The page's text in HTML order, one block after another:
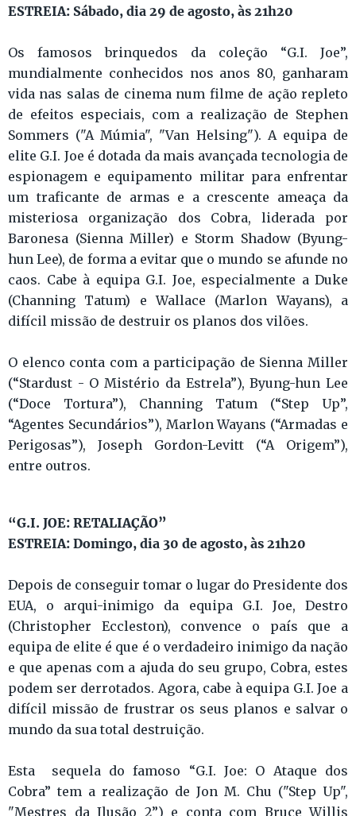
ESTREIA: Sábado, dia 29 de agosto, às 21h20
Os famosos brinquedos da coleção “G.I. Joe”,
mundialmente conhecidos nos anos 80, ganharam
vida nas salas de cinema num filme de ação repleto
de efeitos especiais, com a realização de Stephen
Sommers ("A Múmia", "Van Helsing"). A equipa de
elite G.I. Joe é dotada da mais avançada tecnologia de
espionagem e equipamento militar para enfrentar
um traficante de armas e a crescente ameaça da
misteriosa organização dos Cobra, liderada por
Baronesa (Sienna Miller) e Storm Shadow (Byung-
hun Lee), de forma a evitar que o mundo se afunde no
caos. Cabe à equipa G.I. Joe, especialmente a Duke
(Channing Tatum) e Wallace (Marlon Wayans), a
difícil missão de destruir os planos dos vilões.
O elenco conta com a participação de Sienna Miller
(“Stardust - O Mistério da Estrela”), Byung-hun Lee
(“Doce Tortura”), Channing Tatum (“Step Up”,
“Agentes Secundários”), Marlon Wayans (“Armadas e
Perigosas”), Joseph Gordon-Levitt (“A Origem”),
entre outros.
“G.I. JOE: RETALIAÇÃO”
ESTREIA: Domingo, dia 30 de agosto, às 21h20
Depois de conseguir tomar o lugar do Presidente dos
EUA, o arqui-inimigo da equipa G.I. Joe, Destro
(Christopher Eccleston), convence o país que a
equipa de elite é que é o verdadeiro inimigo da nação
e que apenas com a ajuda do seu grupo, Cobra, estes
podem ser derrotados. Agora, cabe à equipa G.I. Joe a
difícil missão de frustrar os seus planos e salvar o
mundo da sua total destruição.
Esta sequela do famoso “G.I. Joe: O Ataque dos
Cobra” tem a realização de Jon M. Chu ("Step Up",
"Mestres da Ilusão 2”) e conta com Bruce Willis